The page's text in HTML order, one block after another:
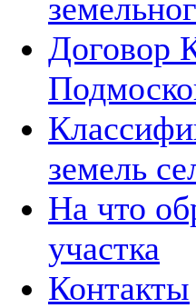
Договор
земель
На что
участка
Контакты